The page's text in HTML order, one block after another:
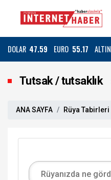
DOLAR 47.59 EURO 55.17 ALTIN
Tutsak / tutsaklık
ANA SAYFA Rüya Tabirleri